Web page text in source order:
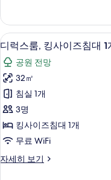
개
사
진
모
두
보
기
싱
글
침
대
2
개
자
세
히
보
기
디
럭
스
룸,
킹
사
이
즈
침
8
디럭스룸, 킹사이즈침대 1
공원 전망
32㎡
침실 1개
3명
킹사이즈침대 1개
무료 WiFi
자세히 보기
디